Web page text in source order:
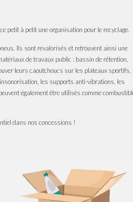
petit à petit une organisation pour le recyclage.
Ils sont revalorisés et retrouvent ainsi une
de travaux public : bassin de rétention,
leurs caoutchoucs sur les plateaux sportifs,
les supports anti-vibrations, les
également être utilisés comme
dans nos concessions !